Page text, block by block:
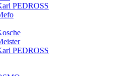
PEDROSS
PEDROSS